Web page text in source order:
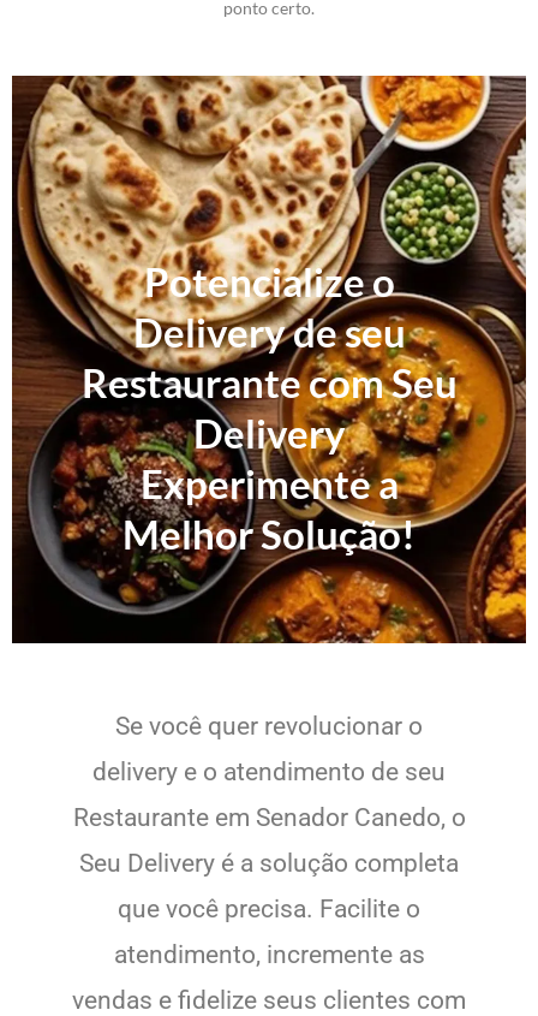
ponto certo.
Potencialize o
Delivery de seu
Restaurante com Seu
Delivery
Experimente a
Melhor Solução!
Se você quer revolucionar o
delivery e o atendimento de seu
Restaurante em Senador Canedo, o
Seu Delivery é a solução completa
que você precisa. Facilite o
atendimento, incremente as
vendas e fidelize seus clientes com